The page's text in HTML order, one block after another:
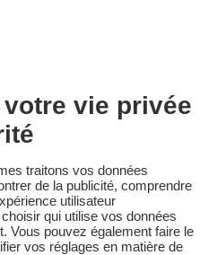
la date de début du séjour :
la date de début du séjour :
l'assurance annulation de
Souscrivez au moment de la
votre réservation par
aide VACAF, en cas d’annulation,
d’annulation ci-dessus
séjour.
vie privée
traitons vos données
de la publicité, comprendre
utilisateur
qui utilise vos données
Vous pouvez également faire le
vos réglages en matière de